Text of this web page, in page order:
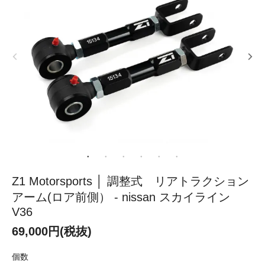
Z1 Motorsports │ 調整式 リアトラクション
アーム(ロア前側） - nissan スカイライン
V36
69,000円(税抜)
個数